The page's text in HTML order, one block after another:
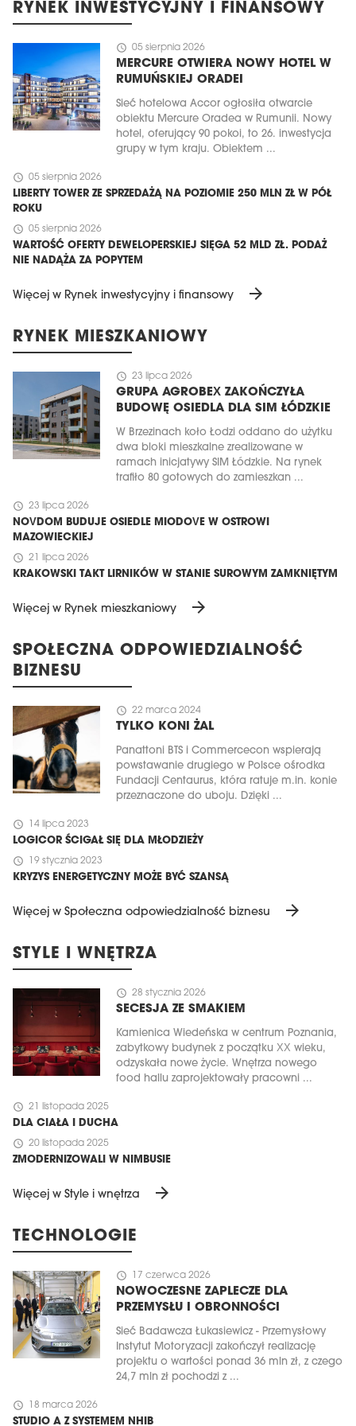
RYNEK INWESTYCYJNY I FINANSOWY
schedule 05 sierpnia 2026
MERCURE OTWIERA NOWY HOTEL W
RUMUŃSKIEJ ORADEI
Sieć hotelowa Accor ogłosiła otwarcie
obiektu Mercure Oradea w Rumunii. Nowy
hotel, oferujący 90 pokoi, to 26. inwestycja
grupy w tym kraju. Obiektem ...
schedule 05 sierpnia 2026
LIBERTY TOWER ZE SPRZEDAŻĄ NA POZIOMIE 250 MLN ZŁ W PÓŁ
ROKU
schedule 05 sierpnia 2026
WARTOŚĆ OFERTY DEWELOPERSKIEJ SIĘGA 52 MLD ZŁ. PODAŻ
NIE NADĄŻA ZA POPYTEM
Więcej w Rynek inwestycyjny i finansowy arrow_forward
RYNEK MIESZKANIOWY
schedule 23 lipca 2026
GRUPA AGROBEX ZAKOŃCZYŁA
BUDOWĘ OSIEDLA DLA SIM ŁÓDZKIE
W Brzezinach koło Łodzi oddano do użytku
dwa bloki mieszkalne zrealizowane w
ramach inicjatywy SIM Łódzkie. Na rynek
trafiło 80 gotowych do zamieszkan ...
schedule 23 lipca 2026
NOVDOM BUDUJE OSIEDLE MIODOVE W OSTROWI
MAZOWIECKIEJ
schedule 21 lipca 2026
KRAKOWSKI TAKT LIRNIKÓW W STANIE SUROWYM ZAMKNIĘTYM
Więcej w Rynek mieszkaniowy arrow_forward
SPOŁECZNA ODPOWIEDZIALNOŚĆ
BIZNESU
schedule 22 marca 2024
TYLKO KONI ŻAL
Panattoni BTS i Commercecon wspierają
powstawanie drugiego w Polsce ośrodka
Fundacji Centaurus, która ratuje m.in. konie
przeznaczone do uboju. Dzięki ...
schedule 14 lipca 2023
LOGICOR ŚCIGAŁ SIĘ DLA MŁODZIEŻY
schedule 19 stycznia 2023
KRYZYS ENERGETYCZNY MOŻE BYĆ SZANSĄ
Więcej w Społeczna odpowiedzialność biznesu arrow_forward
STYLE I WNĘTRZA
schedule 28 stycznia 2026
SECESJA ZE SMAKIEM
Kamienica Wiedeńska w centrum Poznania,
zabytkowy budynek z początku XX wieku,
odzyskała nowe życie. Wnętrza nowego
food hallu zaprojektowały pracowni ...
schedule 21 listopada 2025
DLA CIAŁA I DUCHA
schedule 20 listopada 2025
ZMODERNIZOWALI W NIMBUSIE
Więcej w Style i wnętrza arrow_forward
TECHNOLOGIE
schedule 17 czerwca 2026
NOWOCZESNE ZAPLECZE DLA
PRZEMYSŁU I OBRONNOŚCI
Sieć Badawcza Łukasiewicz - Przemysłowy
Instytut Motoryzacji zakończył realizację
projektu o wartości ponad 36 mln zł, z czego
24,7 mln zł pochodzi z ...
schedule 18 marca 2026
STUDIO A Z SYSTEMEM NHIB